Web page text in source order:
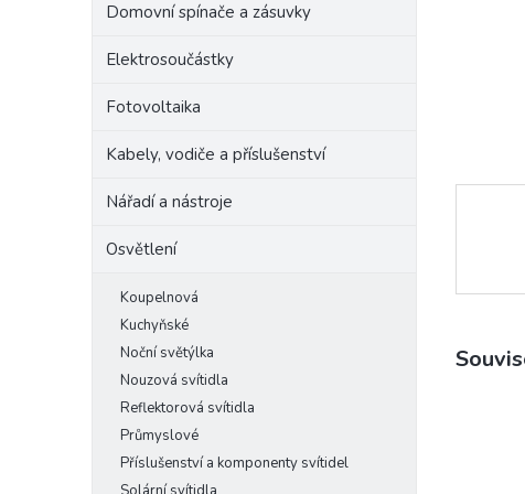
Domovní spínače a zásuvky
Elektrosoučástky
Fotovoltaika
Kabely, vodiče a příslušenství
Nářadí a nástroje
Osvětlení
Koupelnová
Kuchyňské
Noční světýlka
Nouzová svítidla
Reflektorová svítidla
Průmyslové
Příslušenství a komponenty svítidel